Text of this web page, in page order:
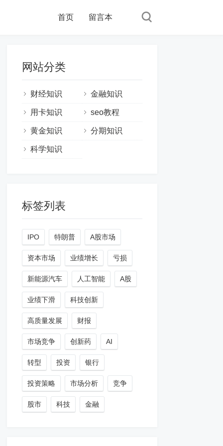
首页 留言本
网站分类
财经知识 金融知识
用卡知识 seo教程
黄金知识 分期知识
科学知识
标签列表
IPO 特朗普 A股市场
资本市场 业绩增长 亏损
新能源汽车 人工智能 A股
业绩下滑 科技创新
高质量发展 财报
市场竞争 创新药 AI
转型 投资 银行
投资策略 市场分析 竞争
股市 科技 金融